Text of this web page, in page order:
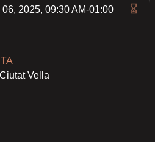
2025, 09:30 AM-01:00
Vella